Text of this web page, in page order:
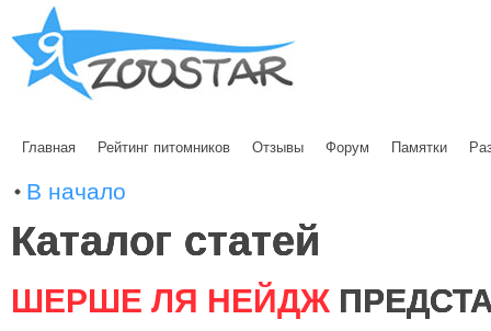
Главная Рейтинг питомников Отзывы Форум Памятки
В начало
Каталог статей
ШЕРШЕ ЛЯ НЕЙДЖ